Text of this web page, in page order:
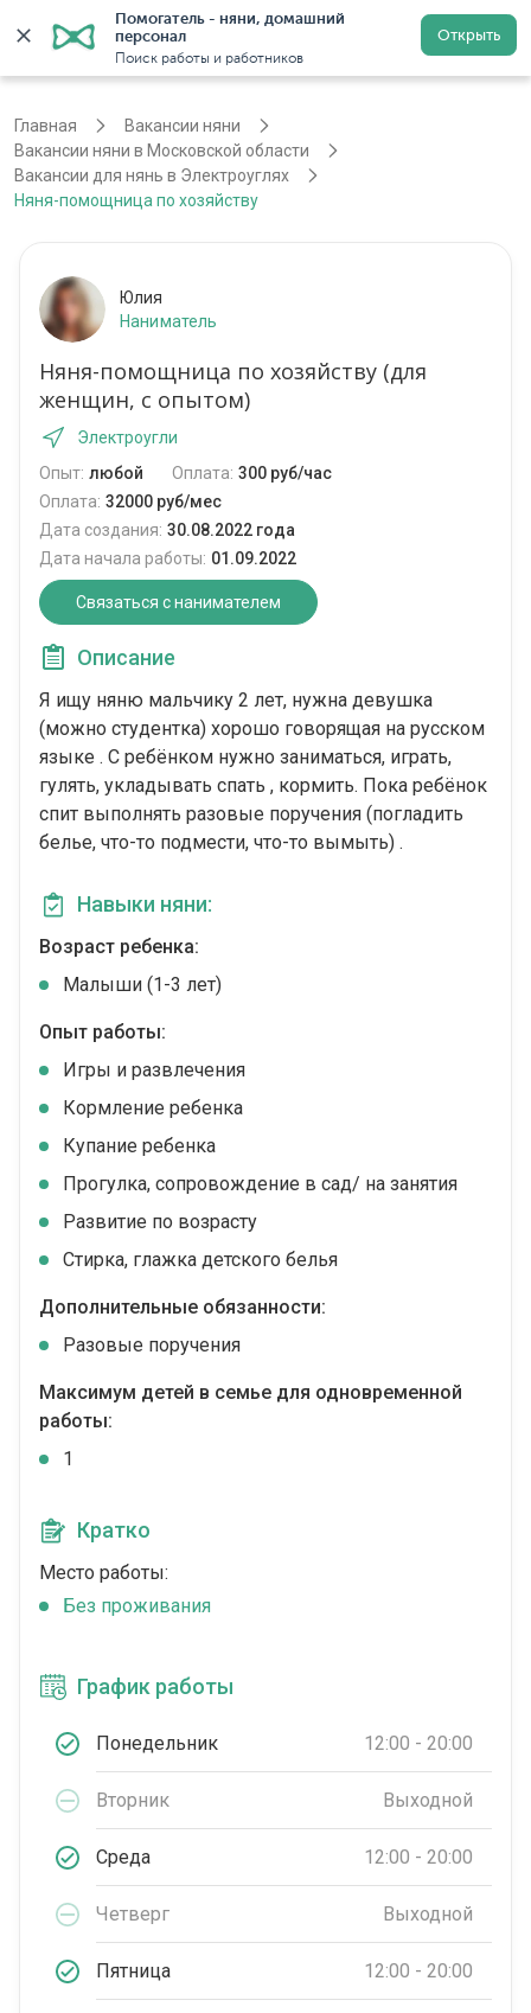
Помогатель - няни, домашний
персонал
Поиск работы и работников
Открыть
Регистрация
Главная
Вакансии няни
Вакансии няни в Московской области
Вакансии для нянь в Электроуглях
Няня-помощница по хозяйству
Юлия
Наниматель
Няня-помощница по хозяйству (для
женщин, с опытом)
Электроугли
Опыт: любой Оплата: 300 руб/час
Оплата: 32000 руб/мес
Дата создания: 30.08.2022 года
Дата начала работы: 01.09.2022
Связаться с нанимателем
Описание
Я ищу няню мальчику 2 лет, нужна девушка
(можно студентка) хорошо говорящая на русском
языке . С ребёнком нужно заниматься, играть,
гулять, укладывать спать , кормить. Пока ребёнок
спит выполнять разовые поручения (погладить
белье, что-то подмести, что-то вымыть) .
Навыки няни:
Возраст ребенка:
Малыши (1-3 лет)
Опыт работы:
Игры и развлечения
Кормление ребенка
Купание ребенка
Прогулка, сопровождение в сад/ на занятия
Развитие по возрасту
Стирка, глажка детского белья
Дополнительные обязанности:
Разовые поручения
Максимум детей в семье для одновременной
работы:
1
Кратко
Место работы:
Без проживания
График работы
Понедельник 12:00 - 20:00
Вторник Выходной
Среда 12:00 - 20:00
Четверг Выходной
Пятница 12:00 - 20:00